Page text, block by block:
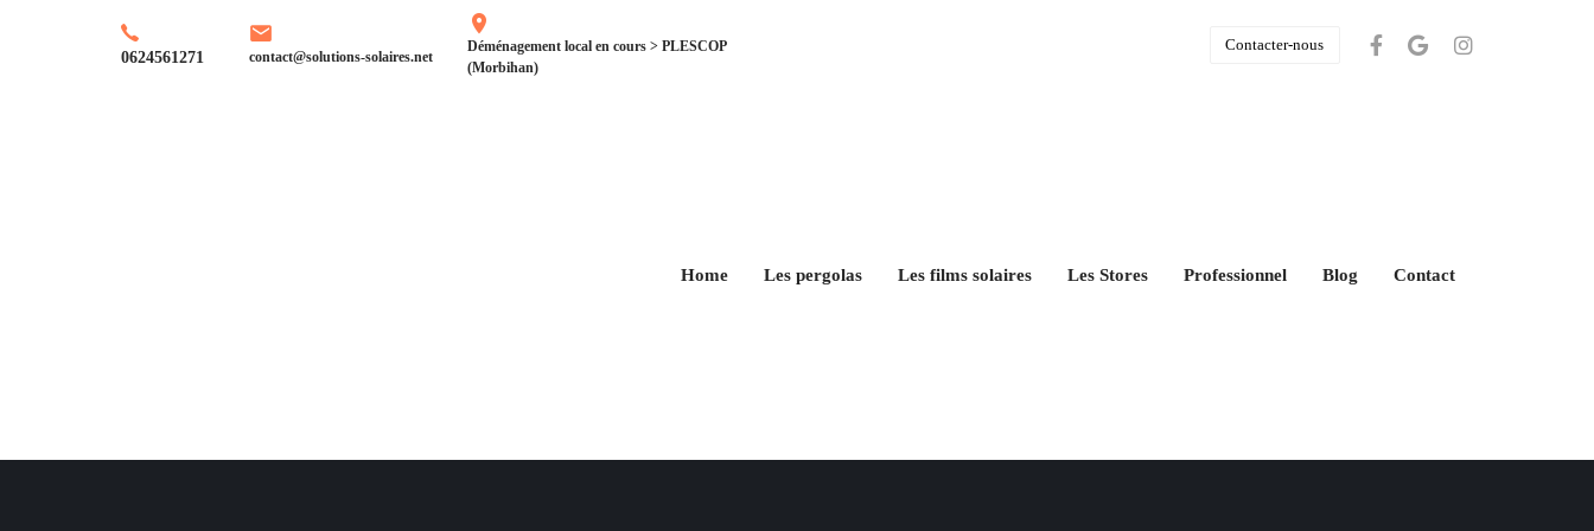
0624561271 contact@solutions-solaires.net
Déménagement local en cours > PLESCOP
(Morbihan)
Contacter-nous
Home Les pergolas Les films solaires Les Stores Professionnel Blog Contact